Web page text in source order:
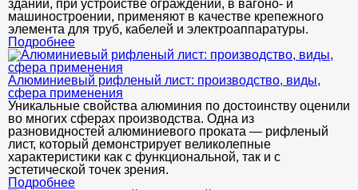
зданий, при устройстве ограждений, в вагоно- и
машиностроении, применяют в качестве крепежного
элемента для труб, кабелей и электроаппаратуры.
Подробнее
Алюминиевый рифленый лист: производство, виды,
сфера применения
Уникальные свойства алюминия по достоинству оценили
во многих сферах производства. Одна из
разновидностей алюминиевого проката — рифленый
лист, который демонстрирует великолепные
характеристики как с функциональной, так и с
эстетической точек зрения.
Подробнее